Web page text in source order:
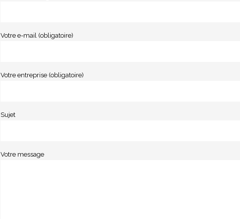
Votre e-mail (obligatoire)
Votre entreprise (obligatoire)
Sujet
Votre message